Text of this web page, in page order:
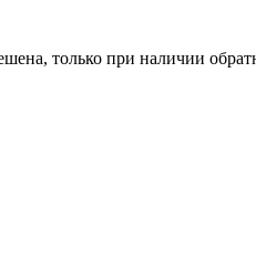
только при наличии